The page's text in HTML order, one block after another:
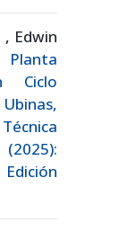
Edwin
Planta
Ciclo